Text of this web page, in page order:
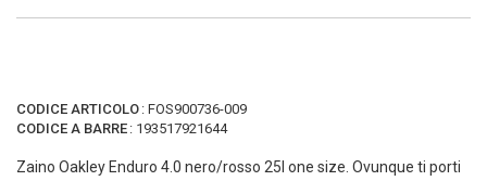
CODICE ARTICOLO : FOS900736-009
CODICE A BARRE : 193517921644
Zaino Oakley Enduro 4.0 nero/rosso 25l one size. Ovunque ti porti